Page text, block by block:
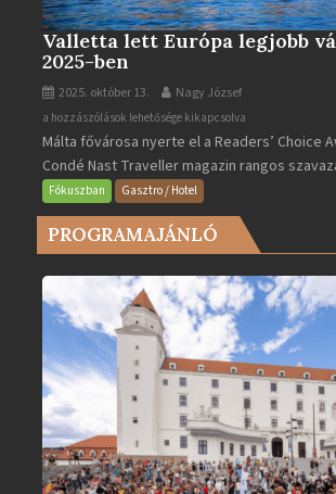
Valletta lett Európa legjobb
2025-ben
2025. október 13. Nagy József
Valletta
lett
Európa
legjobb
városa
2025-
bejegyzéshez
a hozzászólások lehetősége kikapcsolva
Málta fővárosa nyerte el a Readers’ Choice
Condé Nast Traveller magazin rangos
Fókuszban Gasztro / Hotel
PROGRAMAJÁNLÓ